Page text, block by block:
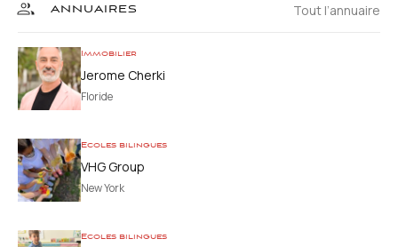
ANNUAIRES Tout l’annuaire
Immobilier
Jerome Cherki
Floride
Ecoles bilingues
VHG Group
New York
Ecoles bilingues